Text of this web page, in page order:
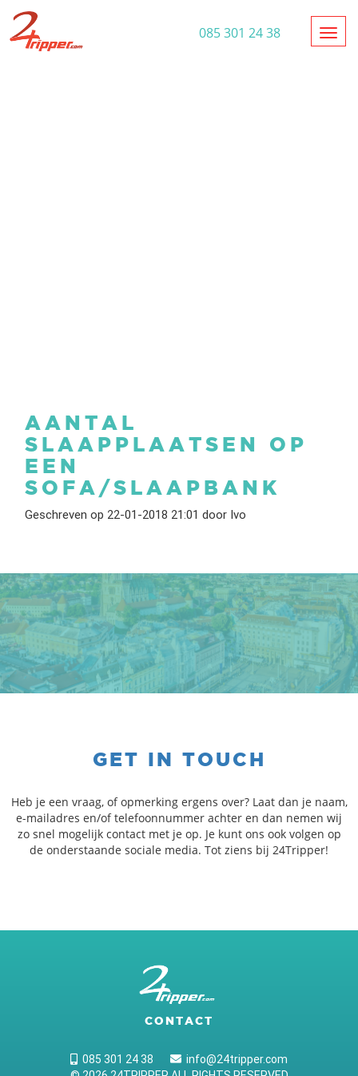
085 301 24 38
AANTAL
SLAAPPLAATSEN OP
EEN
SOFA/SLAAPBANK
Geschreven op 22-01-2018 21:01 door Ivo
GET IN TOUCH
Heb je een vraag, of opmerking ergens over? Laat dan je naam,
e-mailadres en/of telefoonnummer achter en dan nemen wij
zo snel mogelijk contact met je op. Je kunt ons ook volgen op
de onderstaande sociale media. Tot ziens bij 24Tripper!
CONTACT
085 301 24 38
info@24tripper.com